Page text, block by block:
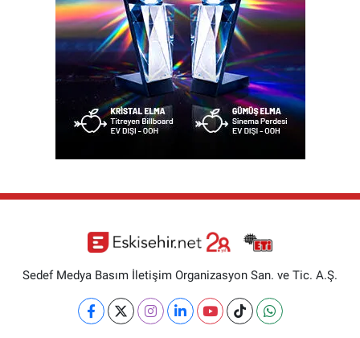
Sedef Medya Basım İletişim Organizasyon San. ve Tic. A.Ş.